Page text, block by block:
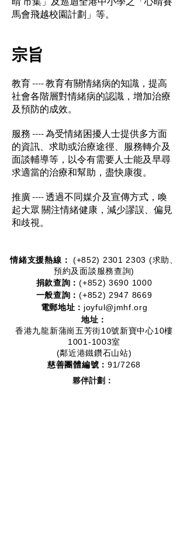
馬會飛越校園計劃」等。
宗旨
教育 ---- 教育有關情緒病的知識，提高
社會各階層對情緒病的認識，增加治療
及預防的成效。
服務 ---- 為受情緒困擾人士提供多方面
的資訊、求助或治療途徑、服務轉介及
面談輔導等，以令有需要人士能及早尋
求適當的治療和幫助，盡快康復。
​推廣 ---- 透過不同媒介及宣傳方式，喚
起大眾 關注情緒健康，減少謬誤、偏見
和歧視。
情緒支援熱線：​​ (+852) 2301 2303 (求助、
預約及面談服務查詢)
捐款查詢：(+852)3690 1000
一般查詢：(+852) 2947 8669
電郵地址： joyful@jmhf.org
地址：
香港九龍新蒲崗五芳街10號新寶中心10樓
1001-1003室
(鄰近港鐵鑽石山站)
慈善團體編號： 91/7268
夥伴計劃：